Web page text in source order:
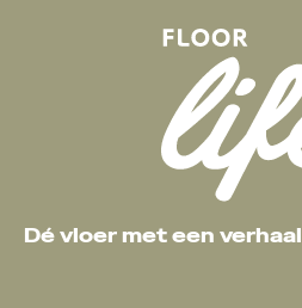
Dé vloer met een verhaal